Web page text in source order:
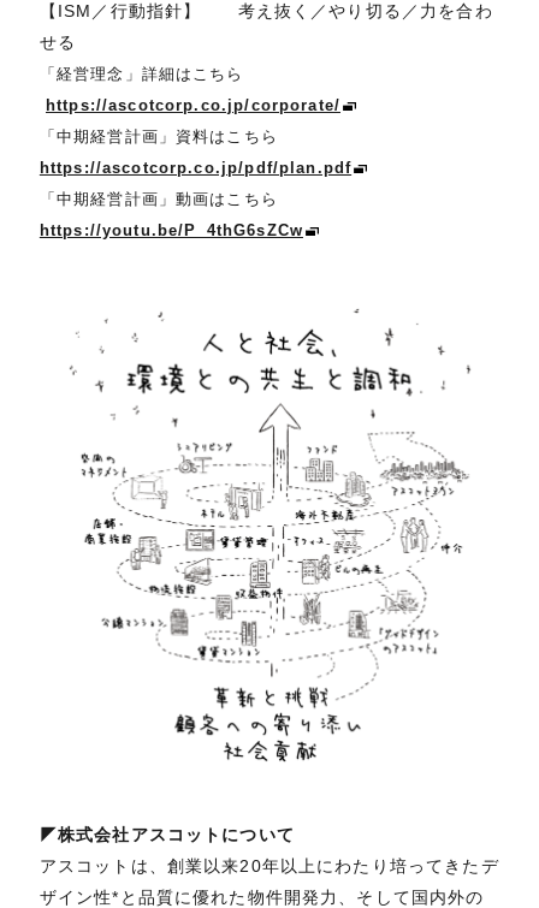
【ISM／行動指針】 考え抜く／やり切る／力を合わ
せる
「経営理念」詳細はこちら
https://ascotcorp.co.jp/corporate/
「中期経営計画」資料はこちら
https://ascotcorp.co.jp/pdf/plan.pdf
「中期経営計画」動画はこちら
https://youtu.be/P_4thG6sZCw
◤株式会社アスコットについて
アスコットは、創業以来20年以上にわたり培ってきたデ
ザイン性*と品質に優れた物件開発力、そして国内外の